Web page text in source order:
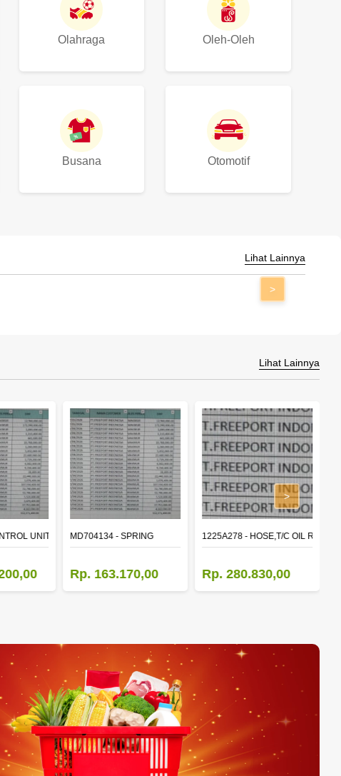
Olahraga Oleh-Oleh
Busana Otomotif
Lihat Lainnya
>
Lihat Lainnya
UNIT,TIME & ALARMMD704134 - SPRING
Rp. 163.170,00
1225A278 - HOSE,T/C OIL
Rp. 280.830,00
>